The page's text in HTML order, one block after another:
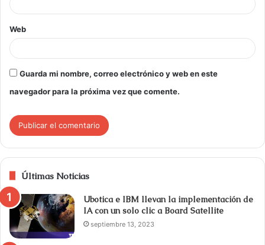
Web
Guarda mi nombre, correo electrónico y web en este
navegador para la próxima vez que comente.
Últimas Noticias
Ubotica e IBM llevan la implementación de
IA con un solo clic a Board Satellite
septiembre 13, 2023